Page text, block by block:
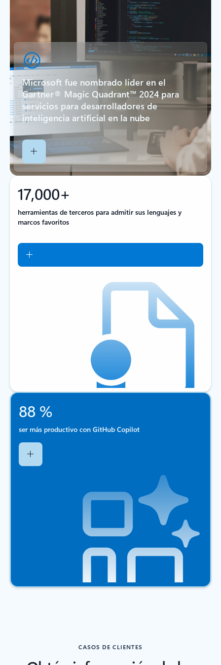
Microsoft fue nombrado líder en el
Gartner® Magic Quadrant™ 2024 para
servicios para desarrolladores de
inteligencia artificial en la nube
17,000+
herramientas de terceros para admitir sus lenguajes y
marcos favoritos
88 %
ser más productivo con GitHub Copilot
CASOS DE CLIENTES